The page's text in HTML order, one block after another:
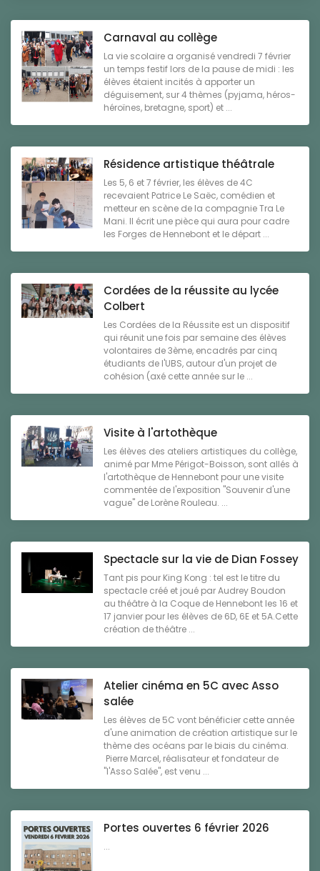
Carnaval au collège
La vie scolaire a organisé vendredi 7 février
un temps festif lors de la pause de midi : les
élèves étaient incités à apporter un
déguisement, sur 4 thèmes (pyjama, héros-
héroïnes, bretagne, sport) et ...
Résidence artistique théâtrale
Les 5, 6 et 7 février, les élèves de 4C
recevaient Patrice Le Saëc, comédien et
metteur en scène de la compagnie Tra Le
Mani. Il écrit une pièce qui aura pour cadre
les Forges de Hennebont et le départ ...
Cordées de la réussite au lycée
Colbert
Les Cordées de la Réussite est un dispositif
qui réunit une fois par semaine des élèves
volontaires de 3ème, encadrés par cinq
étudiants de l'UBS, autour d'un projet de
cohésion (axé cette année sur le ...
Visite à l'artothèque
Les élèves des ateliers artistiques du collège,
animé par Mme Périgot-Boisson, sont allés à
l'artothèque de Hennebont pour une visite
commentée de l'exposition "Souvenir d'une
vague" de Lorène Rouleau. ...
Spectacle sur la vie de Dian Fossey
Tant pis pour King Kong : tel est le titre du
spectacle créé et joué par Audrey Boudon
au théâtre à la Coque de Hennebont les 16 et
17 janvier pour les élèves de 6D, 6E et 5A.Cette
création de théâtre ...
Atelier cinéma en 5C avec Asso
salée
Les élèves de 5C vont bénéficier cette année
d'une animation de création artistique sur le
thème des océans par le biais du cinéma.
Pierre Marcel, réalisateur et fondateur de
"l'Asso Salée", est venu ...
Portes ouvertes 6 février 2026
...